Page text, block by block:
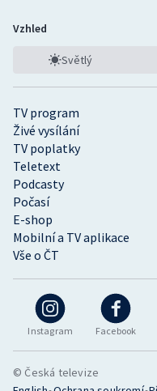
Instagram Facebook
TV program
Živé vysílání
TV poplatky
Teletext
Podcasty
Počasí
E-shop
Mobilní a TV aplikace
Vše o ČT
Vzhled
Světlý
© Česká televize